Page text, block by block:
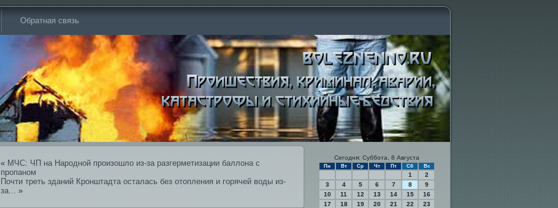
Обратная связь
« МЧС: ЧП на Народной произошло из-за разгерметизации баллона с
пропаном
Почти треть зданий Кронштадта осталась бе­з отопления и горячей воды из-
за... »
Сегодня: Суббота, 8 Августа
Пн Вт Ср Чт Пт Сб Вс
1
2
3
4 5 6 7 8
9
10
11 12 13 14 15
16
17
18 19 20 21 22
23